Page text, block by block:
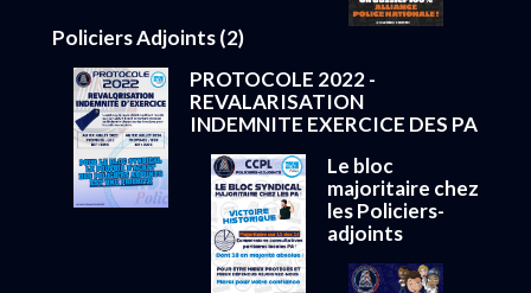
Policiers Adjoints (2)
PROTOCOLE 2022 -
REVALARISATION
INDEMNITE EXERCICE DES PA
Le bloc
majoritaire chez
les Policiers-
adjoints